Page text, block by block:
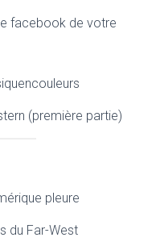
facebook de votre
(première partie)
pleure
du Far-West